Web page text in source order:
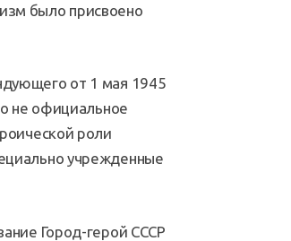
было присвоено
от 1 мая 1945
не официальное
роли
учрежденные
Город-герой СССР